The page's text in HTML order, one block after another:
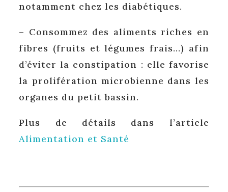
notamment chez les diabétiques.
– Consommez des aliments riches en
fibres (fruits et légumes frais…) afin
d’éviter la constipation : elle favorise
la prolifération microbienne dans les
organes du petit bassin.
Plus de détails dans l’article
Alimentation et Santé